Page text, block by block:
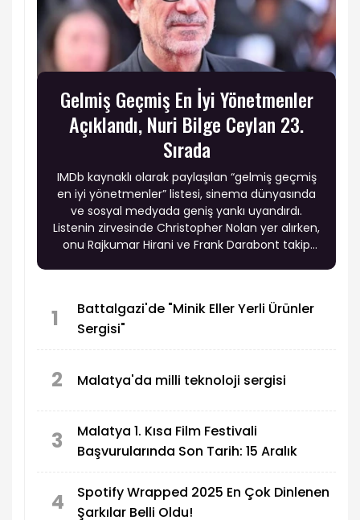
Gelmiş Geçmiş En İyi Yönetmenler
Açıklandı, Nuri Bilge Ceylan 23.
Sırada
IMDb kaynaklı olarak paylaşılan “gelmiş geçmiş
en iyi yönetmenler” listesi, sinema dünyasında
ve sosyal medyada geniş yankı uyandırdı.
Listenin zirvesinde Christopher Nolan yer alırken,
onu Rajkumar Hirani ve Frank Darabont takip
üst sıralarda bulunması dikkat çekti.
1
Battalgazi'de "Minik Eller Yerli Ürünler
Sergisi"
2 Malatya'da milli teknoloji sergisi
3
Malatya 1. Kısa Film Festivali
Başvurularında Son Tarih: 15 Aralık
4
Spotify Wrapped 2025 En Çok Dinlenen
Şarkılar Belli Oldu!